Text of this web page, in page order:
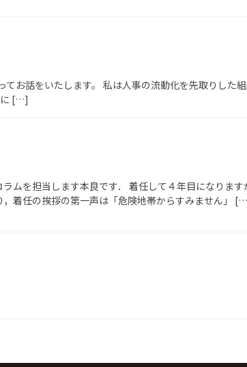
お話をいたします。 私は人事の流動化を先取りした
に […]
ムを担当します本良です． 着任して４年目になりま
着任の挨拶の第一声は「危険地帯からすみません」